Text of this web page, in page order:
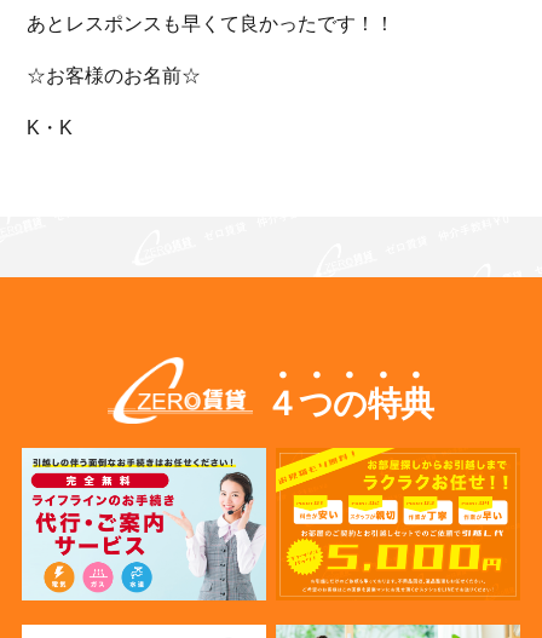
あとレスポンスも早くて良かったです！！
☆お客様のお名前☆
K・K
４つの特典